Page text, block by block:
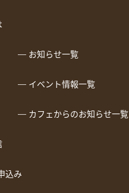
― お知らせ一覧
― イベント情報一覧
― カフェからのお知らせ一覧
込み